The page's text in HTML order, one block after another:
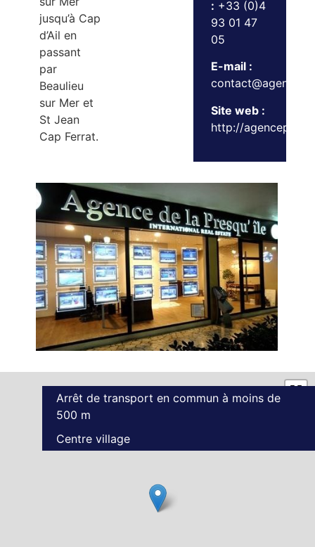
jusqu’à Cap
d’Ail en
passant
par
Beaulieu
sur Mer et
St Jean
Cap Ferrat.
: +33 (0)4
93 01 47
05
E-mail :
Site web :
http://
Arrêt de transport en commun à moins de
500 m
Centre village